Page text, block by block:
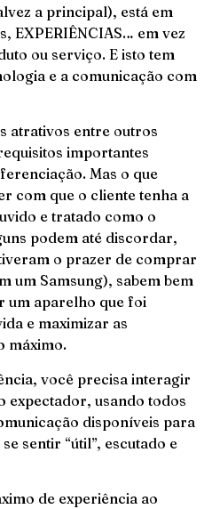
a principal), está em
EXPERIÊNCIAS… em vez
ou serviço. E isto tem
e a comunicação com
atrativos entre outros
importantes
Mas o que
com que o cliente tenha a
e tratado como o
podem até discordar,
o prazer de comprar
um Samsung), sabem bem
um aparelho que foi
e maximizar as
máximo.
você precisa interagir
expectador, usando todos
disponíveis para
sentir “útil”, escutado e
de experiência ao